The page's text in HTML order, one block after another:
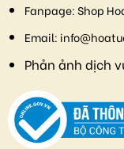
Fanpage:Shop
Email:
Phản ảnh dịch